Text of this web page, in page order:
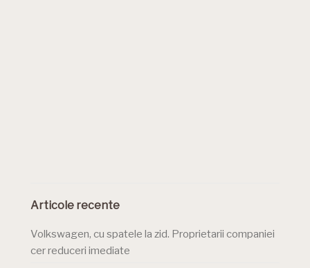
Articole recente
Volkswagen, cu spatele la zid. Proprietarii companiei
cer reduceri imediate